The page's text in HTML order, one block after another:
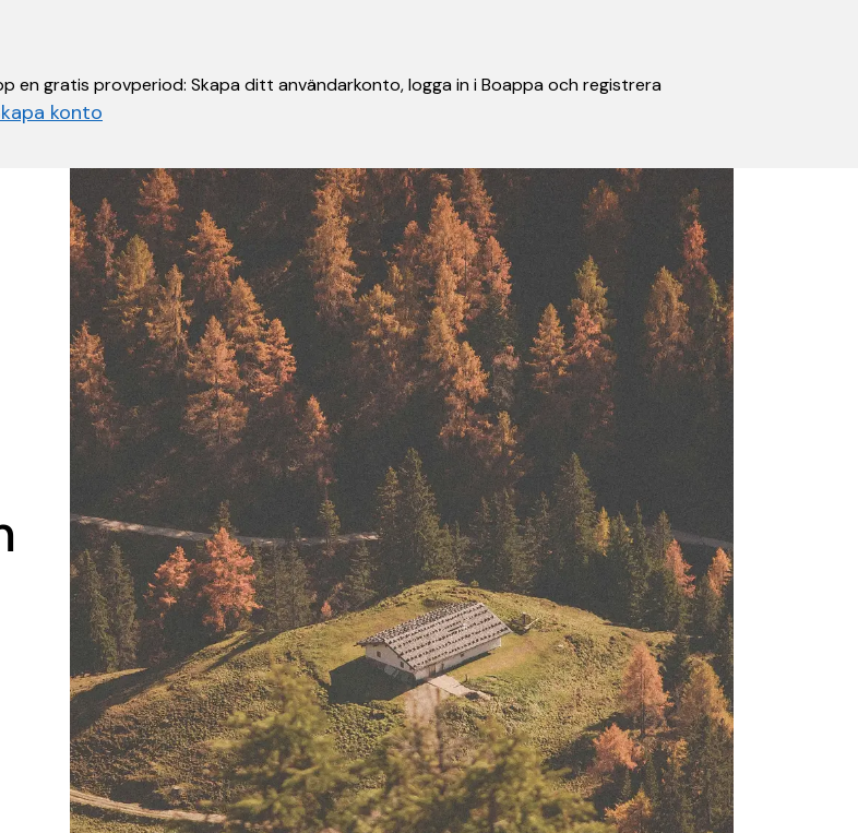
en gratis provperiod: Skapa ditt användarkonto, logga in i Boappa och registrera
konto